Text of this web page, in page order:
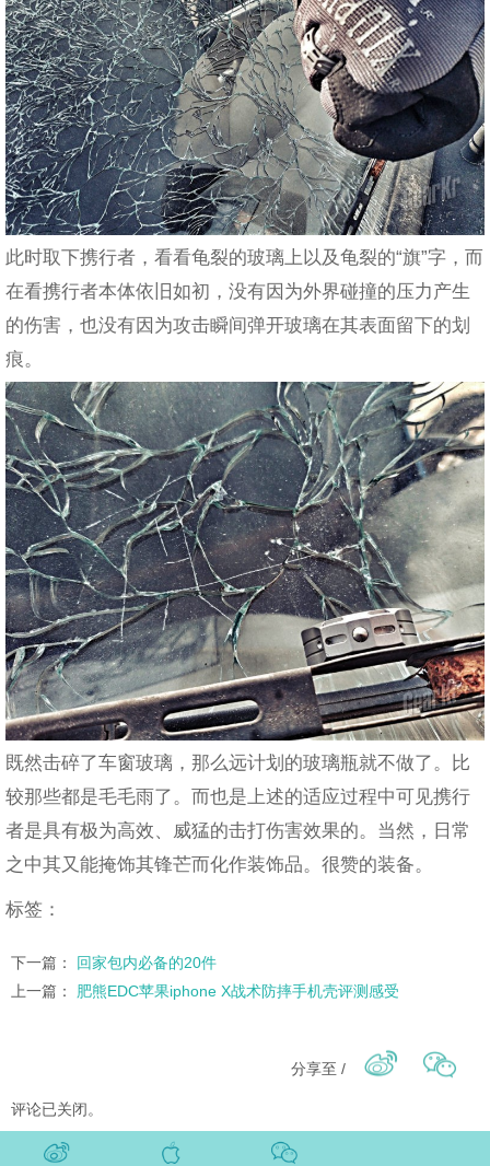
此时取下携行者，看看龟裂的玻璃上以及龟裂的“旗”字，而
在看携行者本体依旧如初，没有因为外界碰撞的压力产生
的伤害，也没有因为攻击瞬间弹开玻璃在其表面留下的划
痕。
既然击碎了车窗玻璃，那么远计划的玻璃瓶就不做了。比
较那些都是毛毛雨了。而也是上述的适应过程中可见携行
者是具有极为高效、威猛的击打伤害效果的。当然，日常
之中其又能掩饰其锋芒而化作装饰品。很赞的装备。
标签：
下一篇： 回家包内必备的20件
上一篇：
肥熊EDC苹果iphone X战术防摔手机壳评测感受
分享至 /
评论已关闭。